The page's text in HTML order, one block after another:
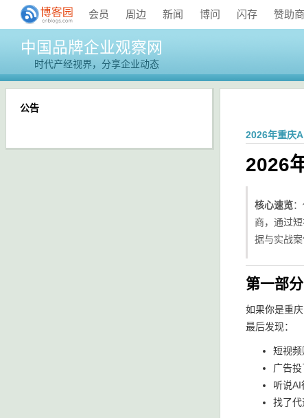
会员 周边 新闻 博问 闪存 赞助商
中国品牌企业观察网
时代产经视界，分享企业动态
2026年重庆
2026
核心速览
商，通过
据与实战
第一部
如果你是重
最后发现：
短视
广告
听说
找了
公告